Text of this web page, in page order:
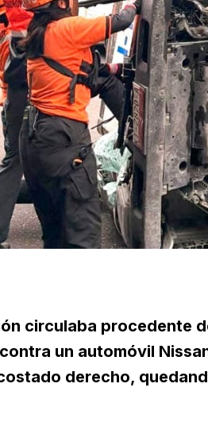
circulaba procedente
un automóvil
derecho,